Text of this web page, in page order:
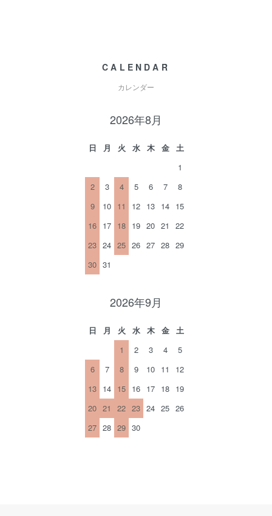
CALENDAR
カレンダー
2026年8月
日 月 火 水 木 金
土
1
2
3 4 5 6 7
8
9
10 11 12 13 14 15
16 17 18 19 20 21
22
23 24 25 26 27 28 29
30 31
2026年9月
日 月 火 水 木 金
土
1
2 3 4
5
6
7 8 9 10 11
12
13 14 15 16 17 18 19
20 21 22 23 24 25 26
27 28 29 30